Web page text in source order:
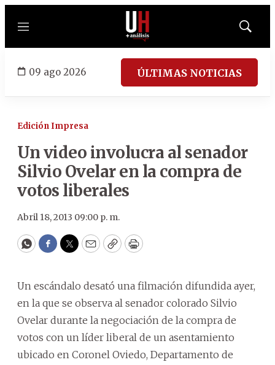
Menú
Mostrar
09 ago 2026 ÚLTIMAS NOTICIAS
Edición Impresa
Un video involucra al senador
Silvio Ovelar en la compra de
votos liberales
Abril 18, 2013 09:00 p. m.
WhatsApp
Facebook
Twitter
EmailCopyPrint
Un escándalo desató una filmación difundida ayer,
en la que se observa al senador colorado Silvio
Ovelar durante la negociación de la compra de
votos con un líder liberal de un asentamiento
ubicado en Coronel Oviedo, Departamento de